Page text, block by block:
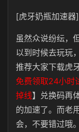
[虎牙奶瓶加速器]
虽然众说纷纭，
以到时候去玩玩
推荐大家下载虎
免费领取24小时
掉线】兑换码再
的加速了。而老
会，不要错过哦。